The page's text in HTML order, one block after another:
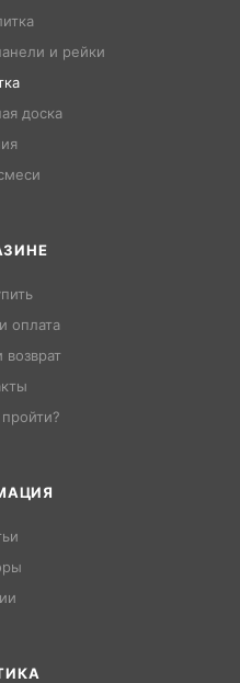
и рейки
доска
оплата
возврат